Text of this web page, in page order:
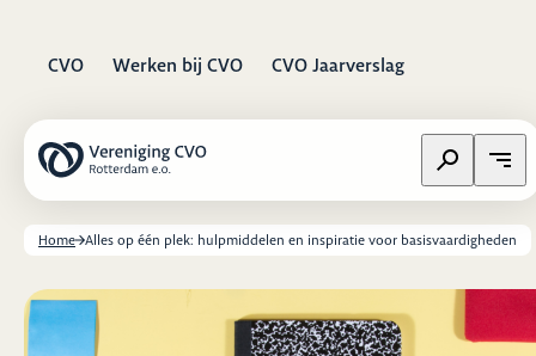
CVO Werken bij CVO CVO Jaarverslag
Zoeken op
Home Alles op één plek: hulpmiddelen en inspiratie voor basisvaardigheden